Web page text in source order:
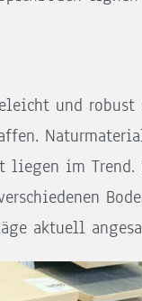
und
liegen im
aktuell